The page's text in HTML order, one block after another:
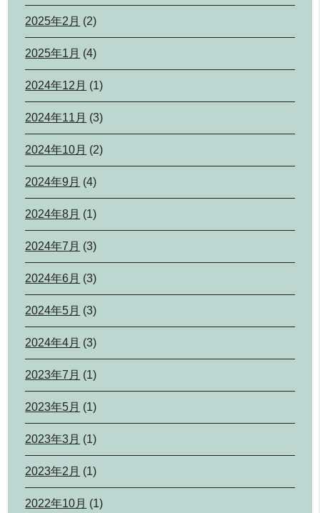
2025年2月 (2)
2025年1月 (4)
2024年12月 (1)
2024年11月 (3)
2024年10月 (2)
2024年9月 (4)
2024年8月 (1)
2024年7月 (3)
2024年6月 (3)
2024年5月 (3)
2024年4月 (3)
2023年7月 (1)
2023年5月 (1)
2023年3月 (1)
2023年2月 (1)
2022年10月 (1)